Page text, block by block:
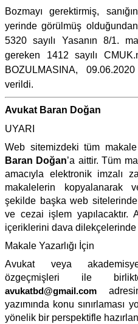
Bozmayı gerektirmiş,
yerinde görülmüş
5320 sayılı Yasanın 8/1.
gereken 1412 sayılı
BOZULMASINA,
verildi.
Avukat Baran Doğan
UYARI
Web sitemizdeki tüm
Baran Doğan’a aittir. Tüm
amacıyla elektronik imzalı
makalelerin kopyalanarak
şekilde başka web
ve cezai işlem yapılacaktır.
içeriklerini dava dilekçelerinde
Makale Yazarlığı İçin
Avukat veya
özgeçmişleri ile
avukatbd@gmail.com
yazımında konu sınırlaması
yönelik bir perspektifle